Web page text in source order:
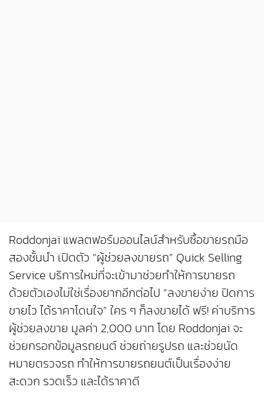
Roddonjai แพลตฟอร์มออนไลน์สำหรับซื้อขายรถมือ
สองชั้นนำ เปิดตัว “ผู้ช่วยลงขายรถ” Quick Selling
Service บริการใหม่ที่จะเข้ามาช่วยทำให้การขายรถ
ด้วยตัวเองไม่ใช่เรื่องยากอีกต่อไป “ลงขายง่าย ปิดการ
ขายไว ได้ราคาโดนใจ” ใคร ๆ ก็ลงขายได้ ฟรี! ค่าบริการ
ผู้ช่วยลงขาย มูลค่า 2,000 บาท โดย Roddonjai จะ
ช่วยกรอกข้อมูลรถยนต์ ช่วยถ่ายรูปรถ และช่วยนัด
หมายตรวจรถ ทำให้การขายรถยนต์เป็นเรื่องง่าย
สะดวก รวดเร็ว และได้ราคาดี